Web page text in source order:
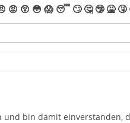
😡 😲 😳 😱 😴 🙄 🤔 🤥 🤮 🤧
bin damit einverstanden,